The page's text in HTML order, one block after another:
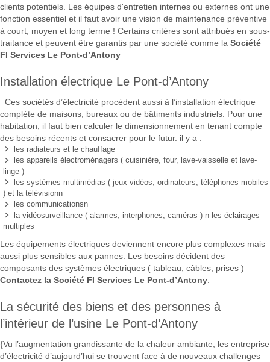
clients potentiels. Les équipes d'entretien internes ou externes ont une
fonction essentiel et il faut avoir une vision de maintenance préventive
à court, moyen et long terme ! Certains critères sont attribués en sous-
traitance et peuvent être garantis par une société comme la Société
FI Services Le Pont-d’Antony
Installation électrique Le Pont-d’Antony
Ces sociétés d’électricité procèdent aussi à l’installation électrique
complète de maisons, bureaux ou de bâtiments industriels. Pour une
habitation, il faut bien calculer le dimensionnement en tenant compte
des besoins récents et consacrer pour le futur. il y a :
les radiateurs et le chauffage
les appareils électroménagers ( cuisinière, four, lave-vaisselle et lave-
linge )
les systèmes multimédias ( jeux vidéos, ordinateurs, téléphones mobiles
) et la télévisionn
les communicationsn
la vidéosurveillance ( alarmes, interphones, caméras ) n-les éclairages
multiples
Les équipements électriques deviennent encore plus complexes mais
aussi plus sensibles aux pannes. Les besoins décident des
composants des systèmes électriques ( tableau, câbles, prises )
Contactez la Société FI Services Le Pont-d’Antony.
La sécurité des biens et des personnes à
l’intérieur de l’usine Le Pont-d’Antony
{Vu l’augmentation grandissante de la chaleur ambiante, les entreprise
d’électricité d’aujourd’hui se trouvent face à de nouveaux challenges